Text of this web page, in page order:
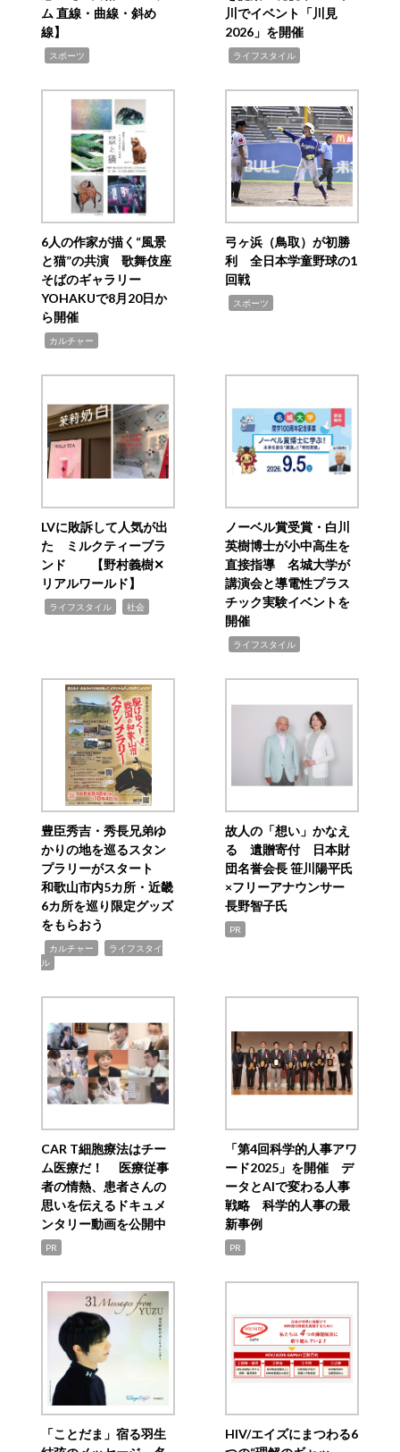
ム 直線・曲線・斜め
線】
スポーツ
川でイベント「川見
2026」を開催
ライフスタイル
6人の作家が描く“風景
と猫”の共演 歌舞伎座
そばのギャラリー
YOHAKUで8月20日か
ら開催
カルチャー
弓ヶ浜（鳥取）が初勝
利 全日本学童野球の1
回戦
スポーツ
LVに敗訴して人気が出
た ミルクティーブラ
ンド 【野村義樹✕
リアルワールド】
ライフスタイル 社会
ノーベル賞受賞・白川
英樹博士が小中高生を
直接指導 名城大学が
講演会と導電性プラス
チック実験イベントを
開催
ライフスタイル
豊臣秀吉・秀長兄弟ゆ
かりの地を巡るスタン
プラリーがスタート
和歌山市内5カ所・近畿
6カ所を巡り限定グッズ
をもらおう
カルチャー
ライフスタイ
ル
故人の「想い」かなえ
る 遺贈寄付 日本財
団名誉会長 笹川陽平氏
×フリーアナウンサー
長野智子氏
PR
CAR T細胞療法はチー
ム医療だ！ 医療従事
者の情熱、患者さんの
思いを伝えるドキュメ
ンタリー動画を公開中
PR
「第4回科学的人事アワ
ード2025」を開催 デ
ータとAIで変わる人事
戦略 科学的人事の最
新事例
PR
「ことだま」宿る羽生
HIV/エイズにまつわる6